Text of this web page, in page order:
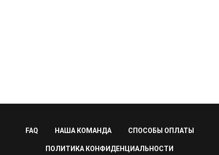
FAQ НАША КОМАНДА СПОСОБЫ ОПЛАТЫ
ПОЛИТИКА КОНФИДЕНЦИАЛЬНОСТИ